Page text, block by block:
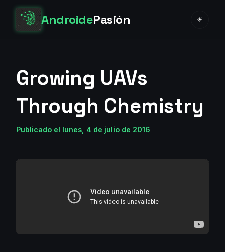
AndroidePasión ☀
Growing UAVs
Through Chemistry
Publicado el lunes, 4 de julio de 2016